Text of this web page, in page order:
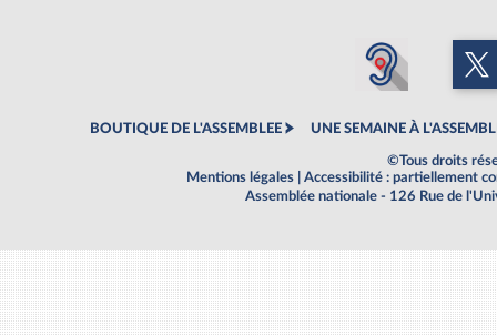
BOUTIQUE DE L'ASSEMBLEE UNE SEMAINE À
©Tous droits
Mentions légales
Accessibilité : partiellement
Assemblée nationale - 126 Rue de